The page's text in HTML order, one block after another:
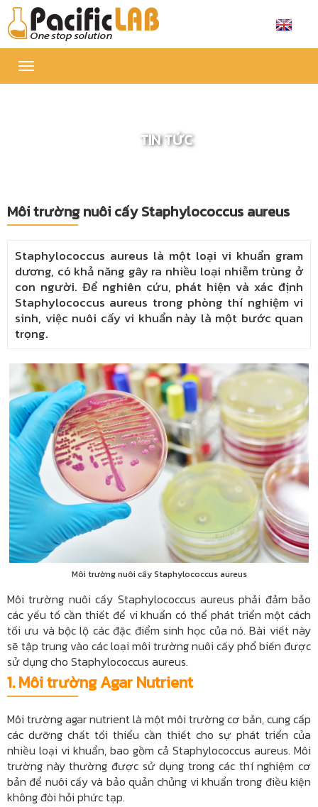
Toggle
navigation
TIN TỨC
Môi trường nuôi cấy Staphylococcus aureus
Staphylococcus aureus là một loại vi khuẩn gram
dương, có khả năng gây ra nhiều loại nhiễm trùng ở
con người. Để nghiên cứu, phát hiện và xác định
Staphylococcus aureus trong phòng thí nghiệm vi
sinh, việc nuôi cấy vi khuẩn này là một bước quan
trọng.
Môi trường nuôi cấy Staphylococcus aureus
Môi trường nuôi cấy Staphylococcus aureus phải đảm bảo
các yếu tố cần thiết để vi khuẩn có thể phát triển một cách
tối ưu và bộc lộ các đặc điểm sinh học của nó. Bài viết này
sẽ tập trung vào các loại môi trường nuôi cấy phổ biến được
sử dụng cho Staphylococcus aureus.
1.Môi trường Agar Nutrient
Môi trường agar nutrient là một môi trường cơ bản, cung cấp
các dưỡng chất tối thiểu cần thiết cho sự phát triển của
nhiều loại vi khuẩn, bao gồm cả Staphylococcus aureus. Môi
trường này thường được sử dụng trong các thí nghiệm cơ
bản để nuôi cấy và bảo quản chủng vi khuẩn trong điều kiện
không đòi hỏi phức tạp.